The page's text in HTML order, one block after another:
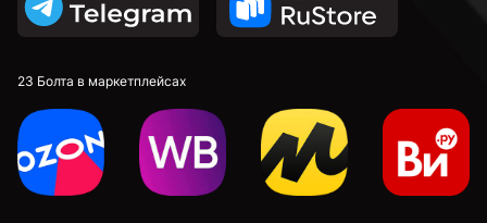
20 мм
22 мм
23 Болта в маркетплейсах